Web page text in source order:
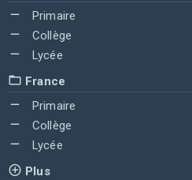
Primaire
Collège
Lycée
France
Primaire
Collège
Lycée
Plus